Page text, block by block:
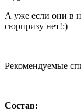
А уже если они в
сюрпризу нет!:)
Рекомендуемые
Состав: